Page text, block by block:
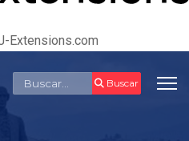
Extensions.com
Buscar Buscar